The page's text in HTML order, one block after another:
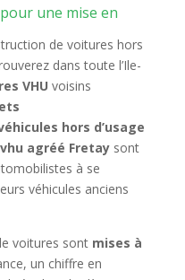
une mise en
de voitures hors
dans toute l’Ile-
VHU voisins
hors d’usage
agréé Fretaysont
à se
véhicules anciens
voitures sont mises à
un chiffre en